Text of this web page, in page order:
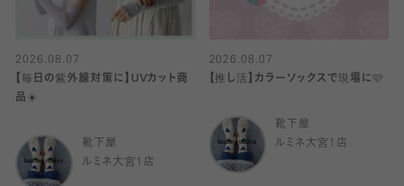
2026.08.07
【毎日の紫外線対策に】UVカット商
品☀️
靴下屋
ルミネ大宮1店
2026.08.07
【推し活】カラーソックスで現場に🩷
靴下屋
ルミネ大宮1店